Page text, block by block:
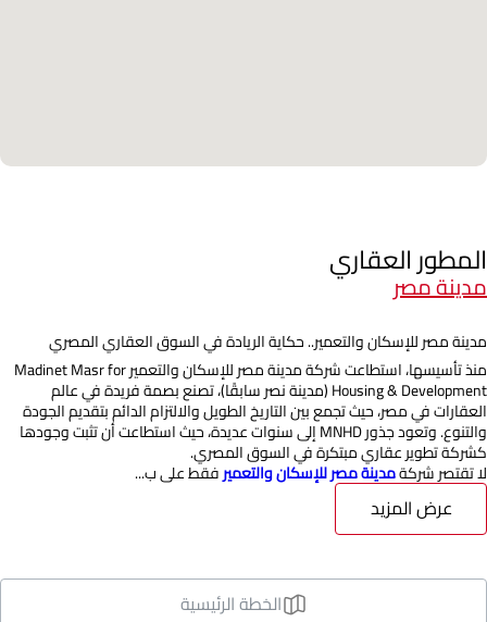
المطور العقاري
مدينة مصر
مدينة مصر للإسكان والتعمير.. حكاية الريادة في السوق العقاري المصري
منذ تأسيسها، استطاعت شركة مدينة مصر للإسكان والتعمير Madinet Masr for
Housing & Development (مدينة نصر سابقًا)، تصنع بصمة فريدة في عالم
العقارات في مصر، حيث تجمع بين التاريخ الطويل والالتزام الدائم بتقديم الجودة
والتنوع. وتعود جذور MNHD إلى سنوات عديدة، حيث استطاعت أن تثبت وجودها
كشركة تطوير عقاري مبتكرة في السوق المصري.
لا تقتصر شركةمدينة مصر للإسكان والتعميرفقط على ب...
عرض المزيد
الخطة الرئيسية